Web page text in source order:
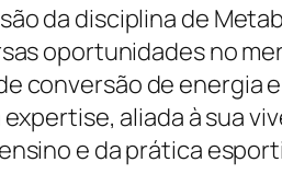
da disciplina de
oportunidades no
conversão de energia
expertise, aliada à sua
e da prática